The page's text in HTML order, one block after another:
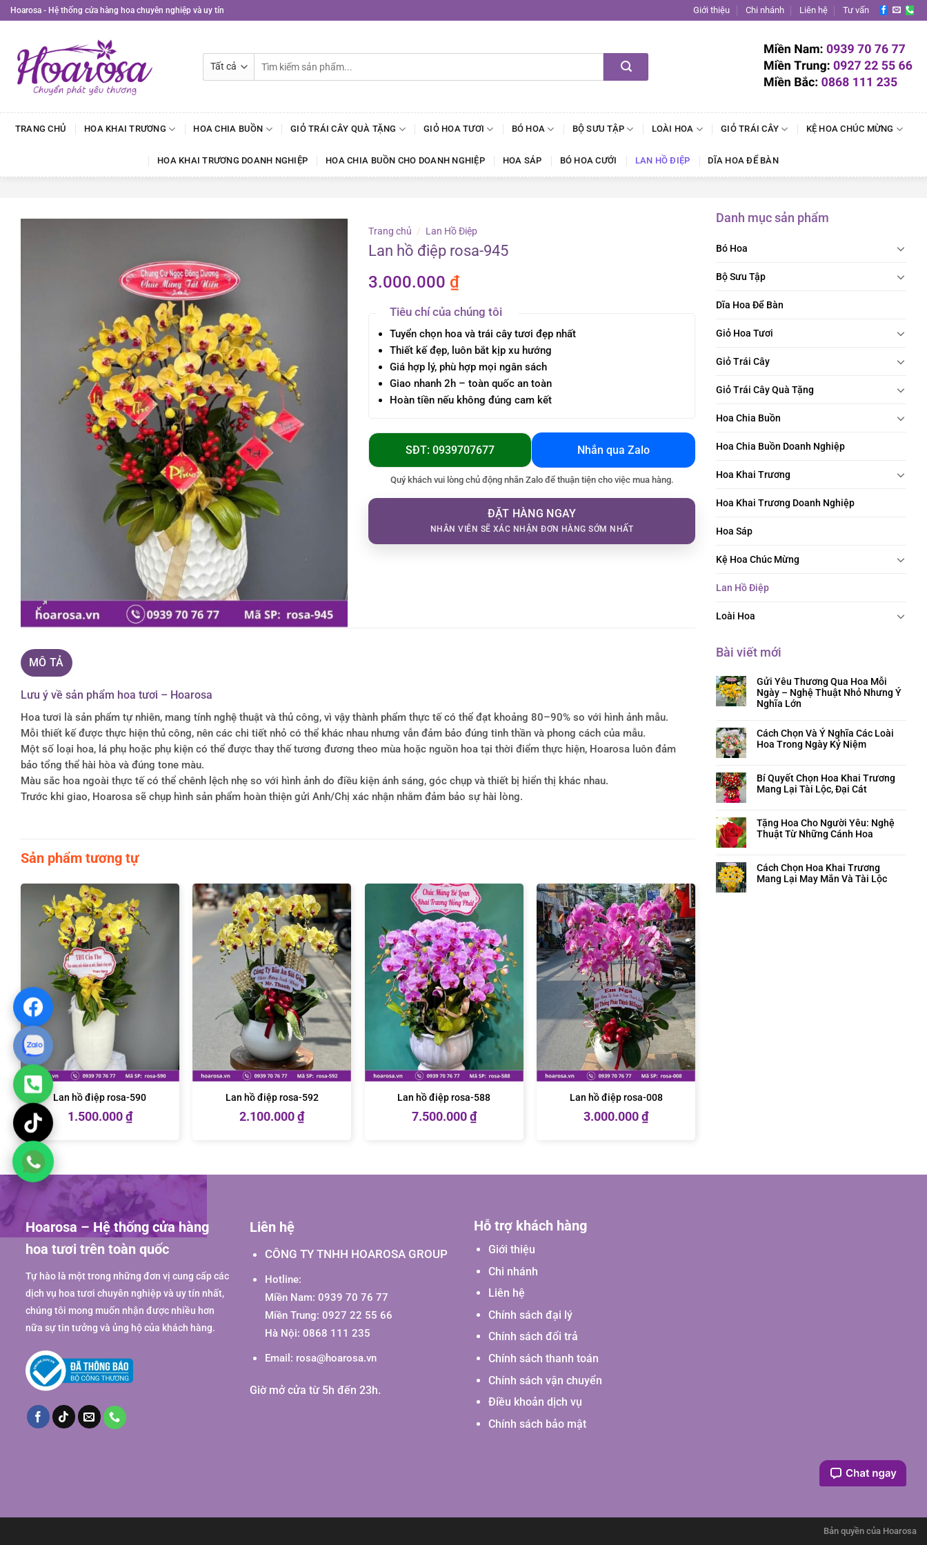
Bỏ
qua
dung
Hoarosa - Hệ thống cửa hàng hoa chuyên nghiệp và uy tín Giới thiệu Chi nhánh Liên hệ Tư vấn
kiếm:
TRANG CHỦ HOA KHAI TRƯƠNG HOA CHIA BUỒN GIỎ TRÁI CÂY QUÀ TẶNG GIỎ HOA TƯƠI BÓ HOA BỘ SƯU TẬP LOÀI HOA GIỎ TRÁI CÂY KỆ HOA CHÚC MỪNG
HOA KHAI TRƯƠNG DOANH NGHIỆP HOA CHIA BUỒN CHO DOANH NGHIỆP HOA SÁP BÓ HOA CƯỚI LAN HỒ ĐIỆP DĨA HOA ĐỂ BÀN
Danh mục sản phẩm
Bó Hoa
Bộ Sưu Tập
Dĩa Hoa Để Bàn
Giỏ Hoa Tươi
Giỏ Trái Cây
Giỏ Trái Cây Quà Tặng
Hoa Chia Buồn
Hoa Chia Buồn Doanh Nghiệp
Hoa Khai Trương
Hoa Khai Trương Doanh Nghiệp
Hoa Sáp
Kệ Hoa Chúc Mừng
Lan Hồ Điệp
Loài Hoa
Bài viết mới
Gửi Yêu Thương Qua Hoa Mỗi
Ngày – Nghệ Thuật Nhỏ Nhưng Ý
Nghĩa Lớn
Cách Chọn Và Ý Nghĩa Các Loài
Hoa Trong Ngày Kỷ Niệm
Bí Quyết Chọn Hoa Khai Trương
Mang Lại Tài Lộc, Đại Cát
Tặng Hoa Cho Người Yêu: Nghệ
Thuật Từ Những Cánh Hoa
Cách Chọn Hoa Khai Trương
Mang Lại May Mắn Và Tài Lộc
Trang chủ / Lan Hồ Điệp
Lan hồ điệp rosa-945
3.000.000 ₫
Tiêu chí của chúng tôi
Tuyển chọn hoa và trái cây tươi đẹp nhất
Thiết kế đẹp, luôn bắt kịp xu hướng
Giá hợp lý, phù hợp mọi ngân sách
Giao nhanh 2h – toàn quốc an toàn
Hoàn tiền nếu không đúng cam kết
SĐT: 0939707677 Nhắn qua Zalo
Quý khách vui lòng chủ động nhắn Zalo để thuận tiện cho việc mua hàng.
ĐẶT HÀNG NGAY
NHÂN VIÊN SẼ XÁC NHẬN ĐƠN HÀNG SỚM NHẤT
MÔ TẢ
Lưu ý về sản phẩm hoa tươi – Hoarosa
Hoa tươi là sản phẩm tự nhiên, mang tính nghệ thuật và thủ công, vì vậy thành phẩm thực tế có thể đạt khoảng 80–90% so với hình ảnh mẫu.
Mỗi thiết kế được thực hiện thủ công, nên các chi tiết nhỏ có thể khác nhau nhưng vẫn đảm bảo đúng tinh thần và phong cách của mẫu.
Một số loại hoa, lá phụ hoặc phụ kiện có thể được thay thế tương đương theo mùa hoặc nguồn hoa tại thời điểm thực hiện, Hoarosa luôn đảm
bảo tổng thể hài hòa và đúng tone màu.
Màu sắc hoa ngoài thực tế có thể chênh lệch nhẹ so với hình ảnh do điều kiện ánh sáng, góc chụp và thiết bị hiển thị khác nhau.
Trước khi giao, Hoarosa sẽ chụp hình sản phẩm hoàn thiện gửi Anh/Chị xác nhận nhằm đảm bảo sự hài lòng.
Sản phẩm tương tự
Lan hồ điệp rosa-590
1.500.000₫
Lan hồ điệp rosa-592
2.100.000₫
Lan hồ điệp rosa-588
7.500.000₫
Lan hồ điệp rosa-008
3.000.000₫
Hoarosa – Hệ thống cửa hàng
hoa tươi trên toàn quốc
Tự hào là một trong những đơn vị cung cấp các
dịch vụ hoa tươi chuyên nghiệp và uy tín nhất,
chúng tôi mong muốn nhận được nhiều hơn
nữa sự tin tưởng và ủng hộ của khách hàng.
Liên hệ
CÔNG TY TNHH HOAROSA GROUP
Hotline:
Miền Nam: 0939 70 76 77
Miền Trung: 0927 22 55 66
Hà Nội: 0868 111 235
Email: rosa@hoarosa.vn
Giờ mở cửa từ 5h đến 23h.
Hỗ trợ khách hàng
Giới thiệu
Chi nhánh
Liên hệ
Chính sách đại lý
Chính sách đổi trả
Chính sách thanh toán
Chính sách vận chuyển
Điều khoản dịch vụ
Chính sách bảo mật
Bản quyền của Hoarosa